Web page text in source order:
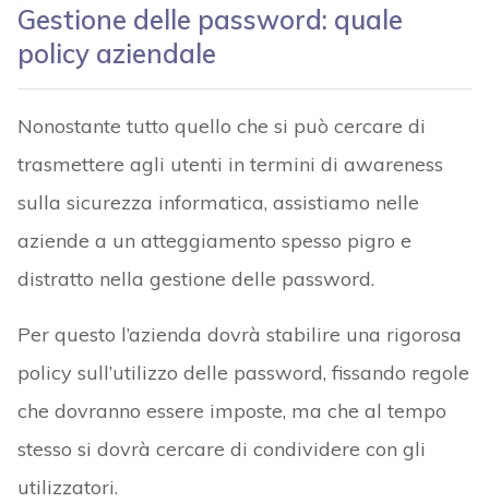
Gestione delle password: quale
policy aziendale
Nonostante tutto quello che si può cercare di
trasmettere agli utenti in termini di awareness
sulla sicurezza informatica, assistiamo nelle
aziende a un atteggiamento spesso pigro e
distratto nella gestione delle password.
Per questo l’azienda dovrà stabilire una rigorosa
policy sull’utilizzo delle password, fissando regole
che dovranno essere imposte, ma che al tempo
stesso si dovrà cercare di condividere con gli
utilizzatori.